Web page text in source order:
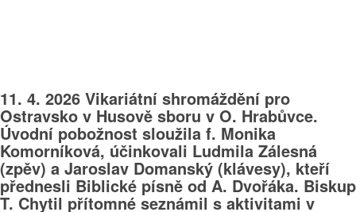
11. 4. 2026 Vikariátní shromáždění pro
Ostravsko v Husově sboru v O. Hrabůvce.
Úvodní pobožnost sloužila f. Monika
Komorníková, účinkovali Ludmila Zálesná
(zpěv) a Jaroslav Domanský (klávesy), kteří
přednesli Biblické písně od A. Dvořáka. Biskup
T. Chytil přítomné seznámil s aktivitami v